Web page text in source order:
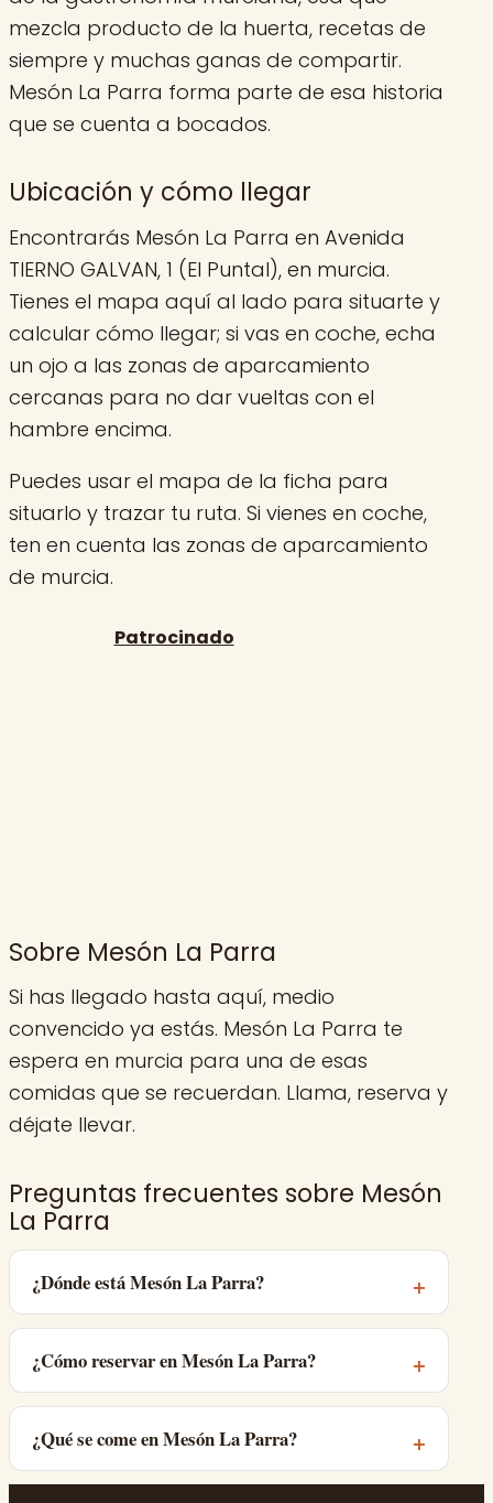
mezcla producto de la huerta, recetas de
siempre y muchas ganas de compartir.
Mesón La Parra forma parte de esa historia
que se cuenta a bocados.
Ubicación y cómo llegar
Encontrarás Mesón La Parra en Avenida
TIERNO GALVAN, 1 (El Puntal), en murcia.
Tienes el mapa aquí al lado para situarte y
calcular cómo llegar; si vas en coche, echa
un ojo a las zonas de aparcamiento
cercanas para no dar vueltas con el
hambre encima.
Puedes usar el mapa de la ficha para
situarlo y trazar tu ruta. Si vienes en coche,
ten en cuenta las zonas de aparcamiento
de murcia.
Sobre Mesón La Parra
Si has llegado hasta aquí, medio
convencido ya estás. Mesón La Parra te
espera en murcia para una de esas
comidas que se recuerdan. Llama, reserva y
déjate llevar.
Preguntas frecuentes sobre Mesón
La Parra
¿Dónde está Mesón La Parra?
¿Cómo reservar en Mesón La Parra?
¿Qué se come en Mesón La Parra?